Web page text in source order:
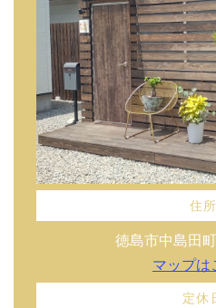
住所
徳島市中島田
マップは
定休